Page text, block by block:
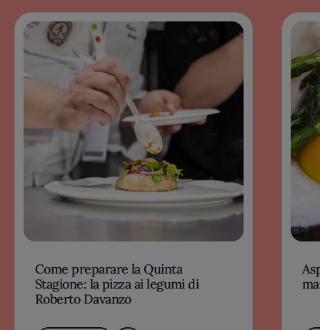
Come preparare la Quinta
Stagione: la pizza ai legumi di
Roberto Davanzo